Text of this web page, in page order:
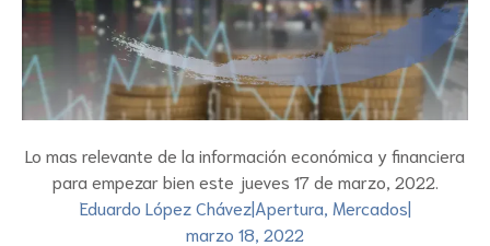
Lo mas relevante de la información económica y financiera
para empezar bien este jueves 17 de marzo, 2022.
Eduardo López Chávez|Apertura, Mercados|
marzo 18, 2022